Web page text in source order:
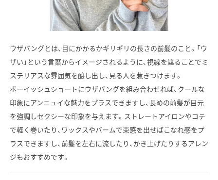
ウザバングとは、目にかかるかギリギリの長さの前髪のこと。「ウ
ザい」という言葉からイメージされるように、視線を遮ることでミ
ステリアスな雰囲気を醸し出し、見る人を惹きつけます。
ボーイッシュショートにウザバングを組み合わせれば、クールな
印象にアンニュイな魅力をプラスできますし、長めの前髪が目元
を強調しセクシーな印象を与えます。ストレートアイロンやコテ
で軽く巻いたり、ワックスやバームで束感を出せばこなれ感をプ
ラスできますし、前髪を左右に流したり、かき上げたりするアレン
ジもおすすめです。